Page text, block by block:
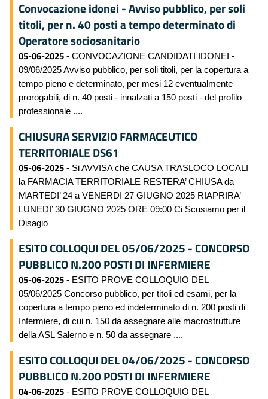
Convocazione idonei - Avviso pubblico, per soli
titoli, per n. 40 posti a tempo determinato di
Operatore sociosanitario
05-06-2025 - CONVOCAZIONE CANDIDATI IDONEI -
09/06/2025 Avviso pubblico, per soli titoli, per la copertura a
tempo pieno e determinato, per mesi 12 eventualmente
prorogabili, di n. 40 posti - innalzati a 150 posti - del profilo
professionale ....
CHIUSURA SERVIZIO FARMACEUTICO
TERRITORIALE DS61
05-06-2025 - Si AVVISA che CAUSA TRASLOCO LOCALI
la FARMACIA TERRITORIALE RESTERA’ CHIUSA da
MARTEDI’ 24 a VENERDI 27 GIUGNO 2025 RIAPRIRA’
LUNEDI’ 30 GIUGNO 2025 ORE 09:00 Ci Scusiamo per il
Disagio
ESITO COLLOQUI DEL 05/06/2025 - CONCORSO
PUBBLICO N.200 POSTI DI INFERMIERE
05-06-2025 - ESITO PROVE COLLOQUIO DEL
05/06/2025 Concorso pubblico, per titoli ed esami, per la
copertura a tempo pieno ed indeterminato di n. 200 posti di
Infermiere, di cui n. 150 da assegnare alle macrostrutture
della ASL Salerno e n. 50 da assegnare ....
ESITO COLLOQUI DEL 04/06/2025 - CONCORSO
PUBBLICO N.200 POSTI DI INFERMIERE
04-06-2025 - ESITO PROVE COLLOQUIO DEL